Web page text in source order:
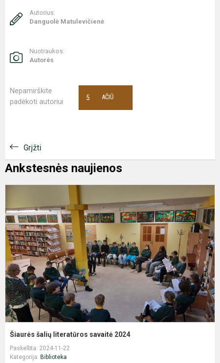
Autorius:
Danguolė Matulevičienė
Nuotraukos:
Autorės
Nepamirškite
padėkoti autoriui
AČIŪ
5
Grįžti
Ankstesnės naujienos
Šiaurės šalių literatūros savaitė 2024
Paskelbta: 2024-11-22
Kategorija: Biblioteka